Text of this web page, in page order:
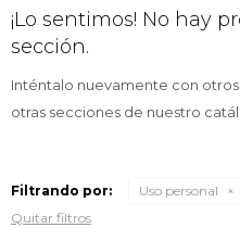
¡Lo sentimos! No hay
sección.
Inténtalo nuevamente con
otras secciones de nuestro
Filtrando por: Uso personal
Quitar filtros